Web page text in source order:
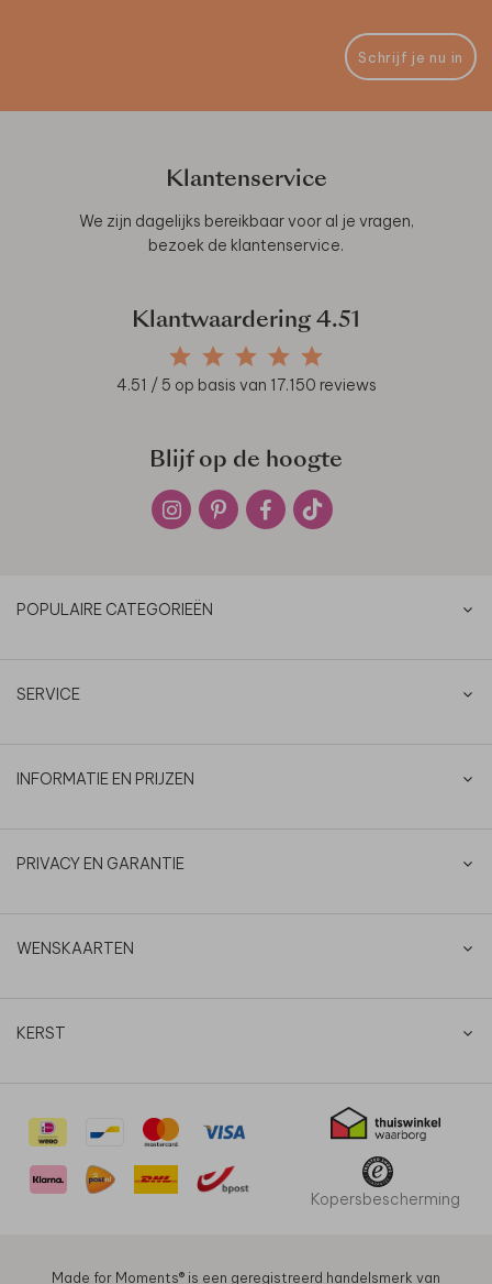
Schrijf je nu in
Klantenservice
We zijn dagelijks bereikbaar voor al je vragen,
bezoek de klantenservice.
Klantwaardering 4.51
4.51 / 5 op basis van 17.150 reviews
Blijf op de hoogte
POPULAIRE CATEGORIEËN
SERVICE
INFORMATIE EN PRIJZEN
PRIVACY EN GARANTIE
WENSKAARTEN
KERST
Kopersbescherming
Made for Moments®️ is een geregistreerd handelsmerk van